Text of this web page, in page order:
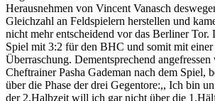
Herausnehmen von Vincent Vanasch
Gleichzahl an Feldspielern herstellen und
nicht mehr entscheidend vor das Berliner Tor.
Spiel mit 3:2 für den BHC und somit mit einer
Überraschung. Dementsprechend
Cheftrainer Pasha Gademan nach dem Spiel,
über die Phase der drei Gegentore:,, Ich bin
der 2.Halbzeit will ich gar nicht über die